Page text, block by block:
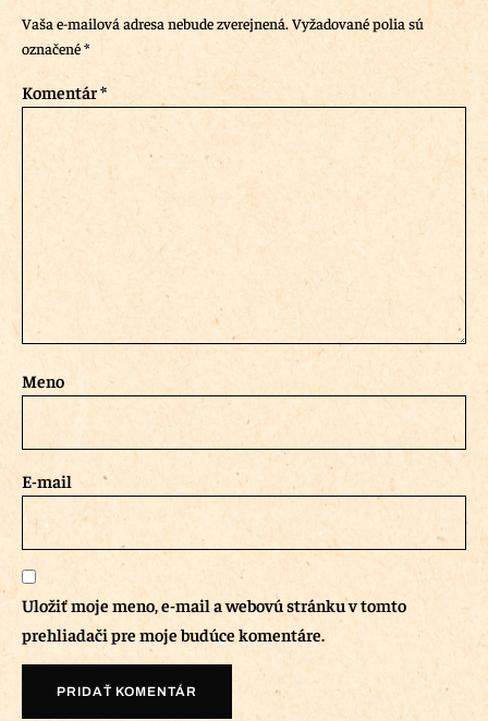
Vaša e-mailová adresa nebude zverejnená.Vyžadované polia sú
označené*
Komentár*
Meno
E-mail
Uložiť moje meno, e-mail a webovú stránku v tomto
prehliadači pre moje budúce komentáre.